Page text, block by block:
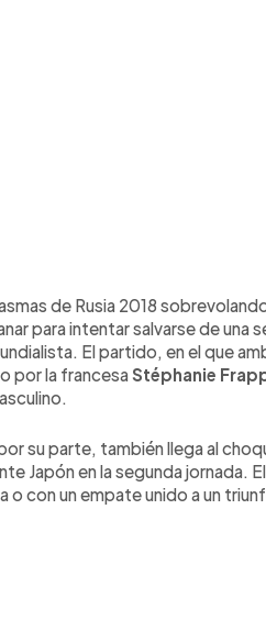
de Rusia 2018
para intentar salvarse de una
El partido, en el que
por la francesa Stéphanie
su parte, también llega al
Japón en la segunda jornada.
o con un empate unido a un